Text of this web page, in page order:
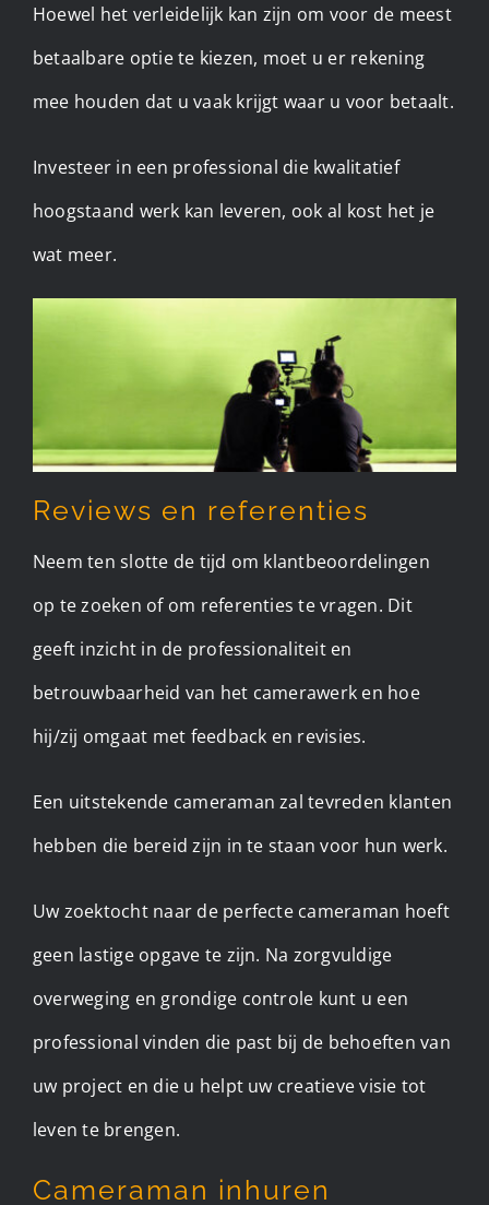
Hoewel het verleidelijk kan zijn om voor de meest
betaalbare optie te kiezen, moet u er rekening
mee houden dat u vaak krijgt waar u voor betaalt.
Investeer in een professional die kwalitatief
hoogstaand werk kan leveren, ook al kost het je
wat meer. ​
Reviews en referenties
Neem ten slotte de tijd om klantbeoordelingen
op te zoeken of om referenties te vragen. Dit
geeft inzicht in de professionaliteit en
betrouwbaarheid van het camerawerk en hoe
hij/zij omgaat met feedback en revisies.
Een uitstekende cameraman zal tevreden klanten
hebben die bereid zijn in te staan voor hun werk.
Uw zoektocht naar de perfecte cameraman hoeft
geen lastige opgave te zijn. Na zorgvuldige
overweging en grondige controle kunt u een
professional vinden die past bij de behoeften van
uw project en die u helpt uw creatieve visie tot
leven te brengen.
Cameraman inhuren